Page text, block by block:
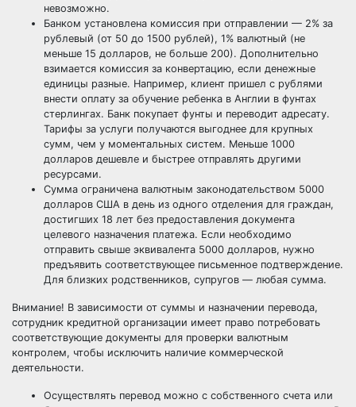
невозможно.
Банком установлена комиссия при отправлении — 2% за
рублевый (от 50 до 1500 рублей), 1% валютный (не
меньше 15 долларов, не больше 200). Дополнительно
взимается комиссия за конвертацию, если денежные
единицы разные. Например, клиент пришел с рублями
внести оплату за обучение ребенка в Англии в фунтах
стерлингах. Банк покупает фунты и переводит адресату.
Тарифы за услуги получаются выгоднее для крупных
сумм, чем у моментальных систем. Меньше 1000
долларов дешевле и быстрее отправлять другими
ресурсами.
Сумма ограничена валютным законодательством 5000
долларов США в день из одного отделения для граждан,
достигших 18 лет без предоставления документа
целевого назначения платежа. Если необходимо
отправить свыше эквивалента 5000 долларов, нужно
предъявить соответствующее письменное подтверждение.
Для близких родственников, супругов — любая сумма.
Внимание! В зависимости от суммы и назначении перевода,
сотрудник кредитной организации имеет право потребовать
соответствующие документы для проверки валютным
контролем, чтобы исключить наличие коммерческой
деятельности.
Осуществлять перевод можно с собственного счета или